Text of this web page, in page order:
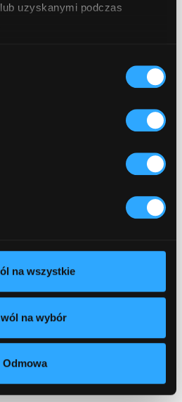
uzyskanymi podczas
na wszystkie
na wybór
Odmowa
– specjalista od
Dba o
i wdrażania) oraz
obliczeniowej.
-
komu
Rynek oferuje szeroki
od samodzielnych
house'y). Wybór
tylko koszt, ale przede
projektu i jego